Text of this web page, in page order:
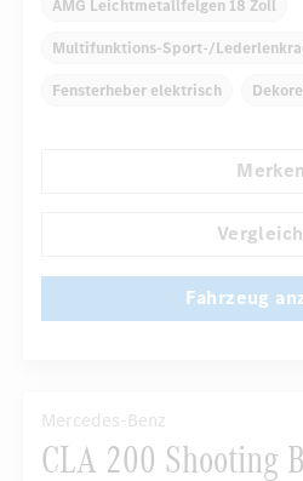
AMG Leichtmetallfelgen 18 Zoll
Multifunktions-Sport-/
Fensterheber elektrisch
Automatisch
Merken
Fahrzeug
Mercedes-Benz
CLA 200 Shooting